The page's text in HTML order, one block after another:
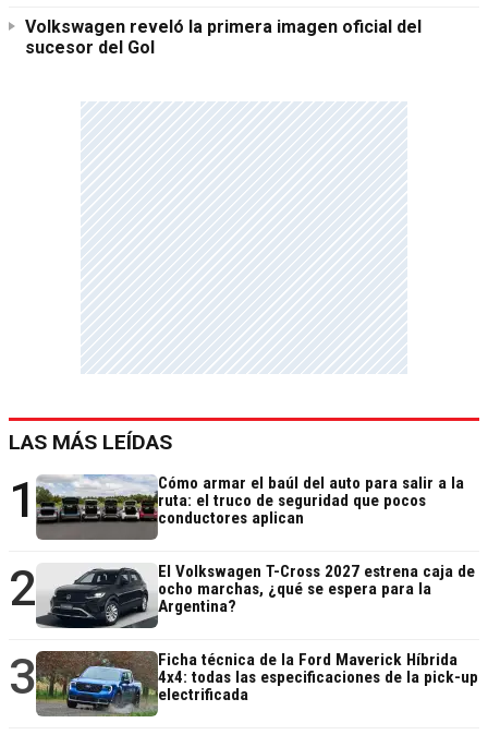
Volkswagen reveló la primera imagen oficial del
sucesor del Gol
LAS MÁS LEÍDAS
1
Cómo armar el baúl del auto para salir a la
ruta: el truco de seguridad que pocos
conductores aplican
2
El Volkswagen T-Cross 2027 estrena caja de
ocho marchas, ¿qué se espera para la
Argentina?
3
Ficha técnica de la Ford Maverick Híbrida
4x4: todas las especificaciones de la pick-up
electrificada